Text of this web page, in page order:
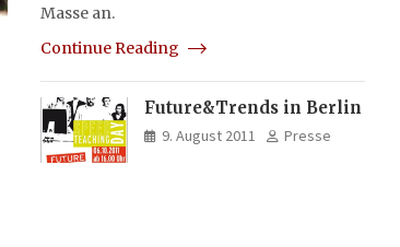
Masse an.
Continue Reading
Future&Trends in Berlin
9. August 2011 Presse